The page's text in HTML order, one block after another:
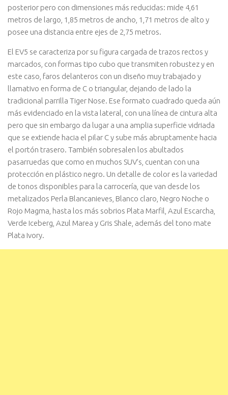
posterior pero con dimensiones más reducidas: mide 4,61
metros de largo, 1,85 metros de ancho, 1,71 metros de alto y
posee una distancia entre ejes de 2,75 metros.
El EV5 se caracteriza por su figura cargada de trazos rectos y
marcados, con formas tipo cubo que transmiten robustez y en
este caso, faros delanteros con un diseño muy trabajado y
llamativo en forma de C o triangular, dejando de lado la
tradicional parrilla Tiger Nose. Ese formato cuadrado queda aún
más evidenciado en la vista lateral, con una línea de cintura alta
pero que sin embargo da lugar a una amplia superficie vidriada
que se extiende hacia el pilar C y sube más abruptamente hacia
el portón trasero. También sobresalen los abultados
pasarruedas que como en muchos SUV’s, cuentan con una
protección en plástico negro. Un detalle de color es la variedad
de tonos disponibles para la carrocería, que van desde los
metalizados Perla Blancanieves, Blanco claro, Negro Noche o
Rojo Magma, hasta los más sobrios Plata Marfil, Azul Escarcha,
Verde Iceberg, Azul Marea y Gris Shale, además del tono mate
Plata Ivory.